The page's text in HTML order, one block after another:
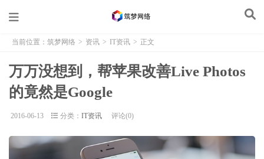
当前位置： 筑梦网络 > 资讯 > IT资讯 > 正文
万万没想到，帮苹果改善Live Photos
的竟然是Google
2016-06-13 分类： IT资讯 评论(0)